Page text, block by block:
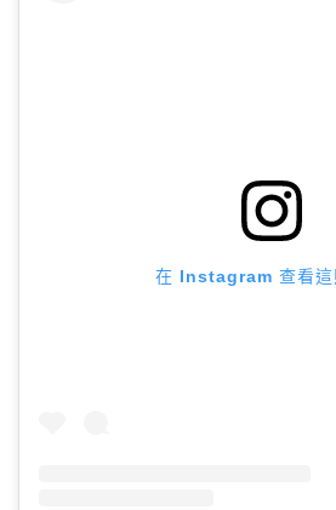
在 Instagram 查看這